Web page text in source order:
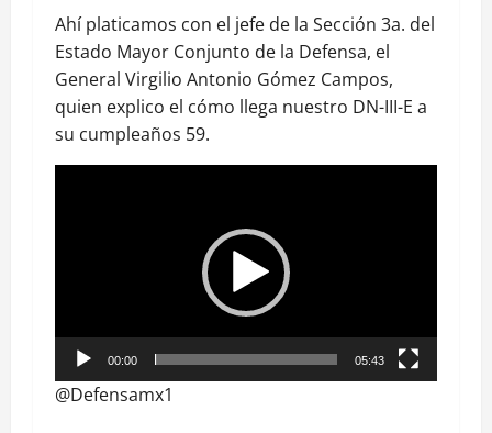
Ahí platicamos con el jefe de la Sección 3a. del
Estado Mayor Conjunto de la Defensa, el
General Virgilio Antonio Gómez Campos,
quien explico el cómo llega nuestro DN-III-E a
su cumpleaños 59.
00:00 05:43
@Defensamx1